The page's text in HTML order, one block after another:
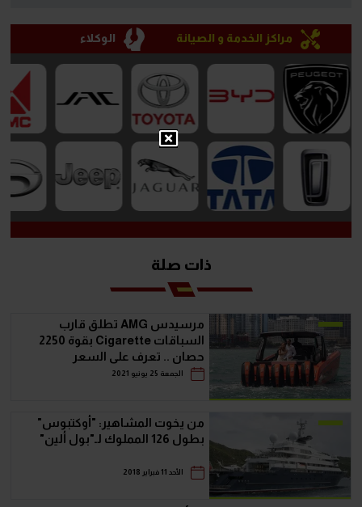
مراكز الخدمة و الصيانة الوكلاء
ذات صلة
مرسيدس AMG تطلق قارب
السباقات Cigarette بقوة 2250
حصان .. تعرف على السعر
الجمعة 25 يونيو 2021
من يخوت المشاهير: "أوكتبوس"
بطول 126 المملوك لـ"بول ألين"
الأحد 11 فبراير 2018